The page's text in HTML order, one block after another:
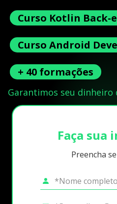
Curso Kotlin Back-
Curso Android
+ 40 formações
Garantimos seu dinheiro
Faça sua
Preencha